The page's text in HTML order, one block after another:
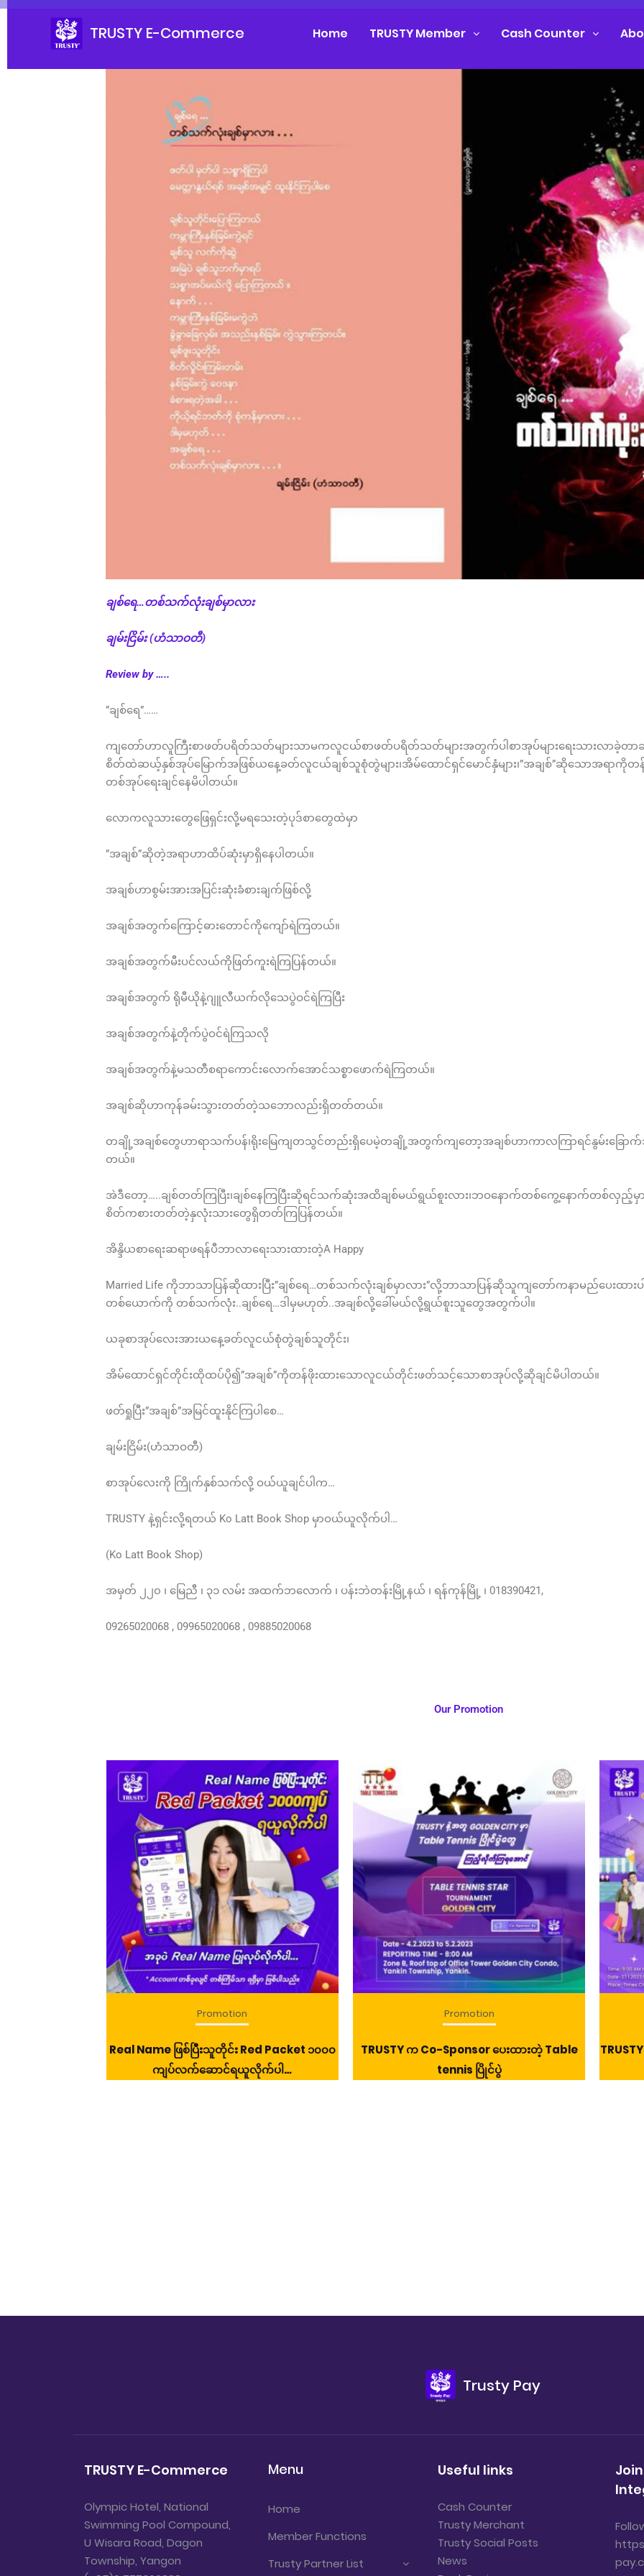
TRUSTY E-Commerce Home TRUSTY Member Cash Counter
ချစ်ရေ…တစ်သက်လုံးချစ်မှာလား
ချမ်းငြိမ်း (ဟံသာဝတီ)
Review by …..
”ချစ်ရေ”……
ကျတော်ဟာလူကြီးစာဖတ်ပရိတ်သတ်များသာမကလူငယ်စာဖတ်ပရိတ်သတ်များအတွက်ပါစာအုပ်များရေးသားလာခဲ့တာ
စိတ်ထဲဆယ့်နှစ်အုပ်မြောက်အဖြစ်ယနေ့ခတ်လူငယ်ချစ်သူစုံတွဲများ၊အိမ်ထောင်ရှင်မောင်နှံများ၊”အချစ်”ဆိုသောအရာကို
တစ်အုပ်ရေးချင်နေမိပါတယ်။
လောကလူသားတွေဖြေရှင်းလို့မရသေးတဲ့ပုဒ်စာတွေထဲမှာ
”အချစ်”ဆိုတဲ့အရာဟာထိပ်ဆုံးမှာရှိနေပါတယ်။
အချစ်ဟာစွမ်းအားအပြင်းဆုံးခံစားချက်ဖြစ်လို့
အချစ်အတွက်ကြောင့်ဓားတောင်ကိုကျော်ရဲကြတယ်။
အချစ်အတွက်မီးပင်လယ်ကိုဖြတ်ကူးရဲကြပြန်တယ်။
အချစ်အတွက် ရိုမီယိုနဲ့ဂျူလီယက်လိုသေပွဲဝင်ရဲကြပြီး
အချစ်အတွက်နဲ့တိုက်ပွဲဝင်ရဲကြသလို
အချစ်အတွက်နဲ့မသတီစရာကောင်းလောက်အောင်သစ္စာဖောက်ရဲကြတယ်။
အချစ်ဆိုဟာကုန်ခမ်းသွားတတ်တဲ့သဘောလည်းရှိတတ်တယ်။
တချို့အချစ်တွေဟာရာသက်ပန်၊ရိုးမြေကျတသွင်တည်းရှိပေမဲ့တချို့အတွက်ကျတော့အချစ်ဟာကာလကြာရင်နွမ်းခြောက်
တယ်။
အဲဒီတော့…..ချစ်တတ်ကြပြီး၊ချစ်နေကြပြီးဆိုရင်သက်ဆုံးအထိချစ်မယ်ရွယ်စူးလား၊ဘဝနောက်တစ်ကွေ့နောက်တစ်လှည့်မှ
စိတ်ကစားတတ်တဲ့နှလုံးသားတွေရှိတတ်ကြပြန်တယ်။
အိန္ဒိယစာရေးဆရာဖရန်ပီဘာလာရေးသားထားတဲ့A Happy
Married Life ကိုဘာသာပြန်ဆိုထားပြီး”ချစ်ရေ…တစ်သက်လုံးချစ်မှာလား”လို့ဘာသာပြန်ဆိုသူကျတော်ကနာမည်ပေး
တစ်ယောက်ကို တစ်သက်လုံး..ချစ်ရေ…ဒါမှမဟုတ်..အချစ်လို့ခေါ်မယ်လို့ရွယ်စူးသူတွေအတွက်ပါ။
ယခုစာအုပ်လေးအားယနေ့ခတ်လူငယ်စုံတွဲချစ်သူတိုင်း၊
အိမ်ထောင်ရှင်တိုင်းထိုထပ်ပို၍”အချစ်”ကိုတန်ဖိုးထားသောလူငယ်တိုင်းဖတ်သင့်သောစာအုပ်လို့ဆိုချင်မိပါတယ်။
ဖတ်ရှုပြီး”အချစ်”အမြင်ထူးနိုင်ကြပါစေ…
ချမ်းငြိမ်း(ဟံသာဝတီ)
စာအုပ်လေးကို ကြိုက်နှစ်သက်လို့ ဝယ်ယူချင်ပါက…
TRUSTY နဲ့ရှင်းလို့ရတယ် Ko Latt Book Shop မှာဝယ်ယူလိုက်ပါ…
(Ko Latt Book Shop)
အမှတ် ၂၂၀ ၊ မြေညီ ၊ ၃၁ လမ်း အထက်ဘလောက် ၊ ပန်းဘဲတန်းမြို့နယ် ၊ ရန်ကုန်မြို့ ၊ 018390421,
09265020068 , 09965020068 , 09885020068
Our Promotion
Promotion
Real Name ဖြစ်ပြီးသူတိုင်း Red Packet ၁၀၀၀
ကျပ်လက်ဆောင်ရယူလိုက်ပါ…
Promotion
TRUSTY က Co-Sponsor ပေးထားတဲ့ Table
tennis ပြိုင်ပွဲ
Trusty Pay
TRUSTY E-Commerce
Olympic Hotel, National
Swimming Pool Compound,
U Wisara Road, Dagon
Township, Yangon
Menu
Home
Member Functions
Trusty Partner List
Useful links
Cash Counter
Trusty Merchant
Trusty Social Posts
News